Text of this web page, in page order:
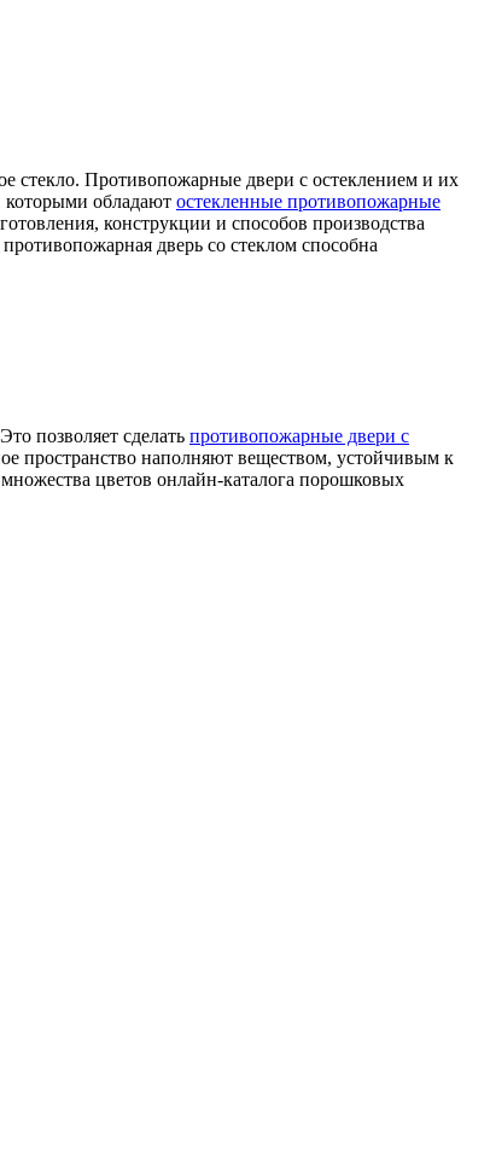
стекло. Противопожарные двери с остеклением и их
которыми обладают остекленные противопожарные
конструкции и способов производства
дверь со стеклом способна
позволяет сделать противопожарные двери с
пространство наполняют веществом, устойчивым к
цветов онлайн-каталога порошковых